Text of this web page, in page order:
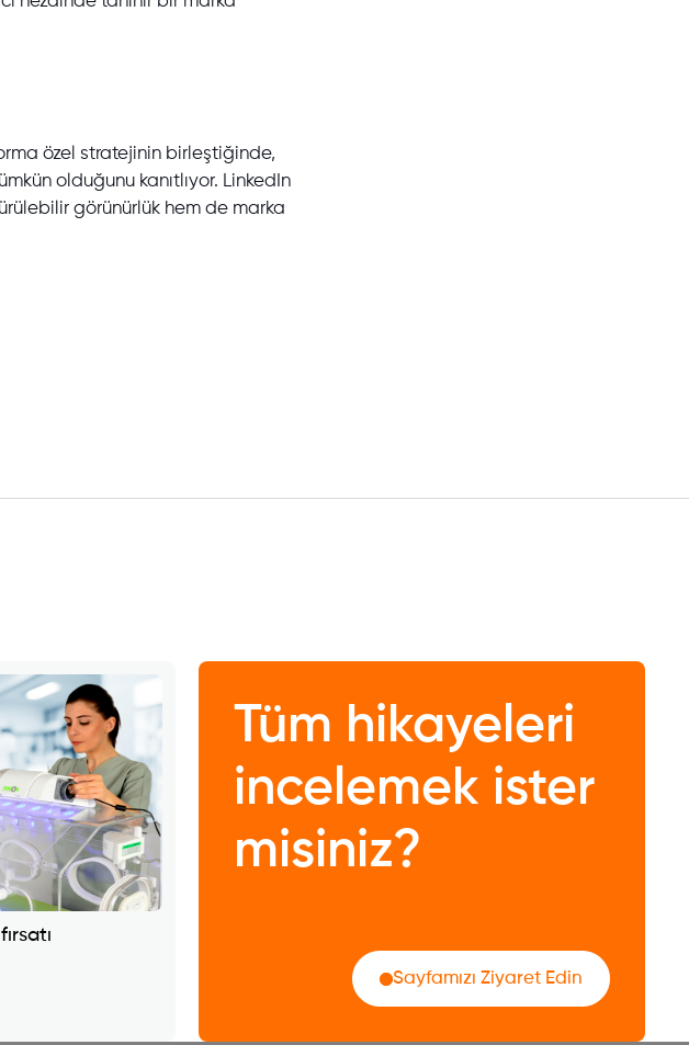
özel stratejinin birleştiğinde,
olduğunu kanıtlıyor. LinkedIn
görünürlük hem de marka
Tüm hikayeleri
incelemek ister
misiniz?
Sayfamızı Ziyaret Edin